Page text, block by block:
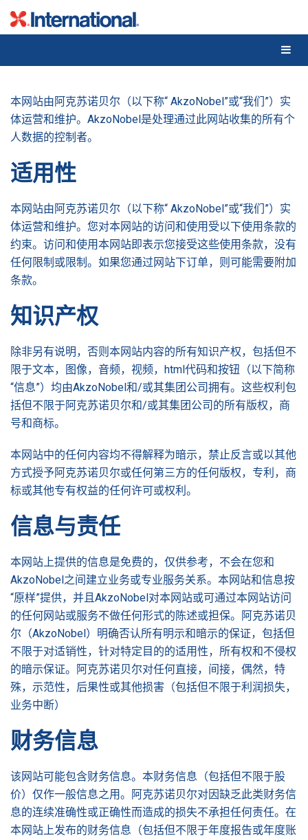
Skip
本网站由阿克苏诺贝尔（以下称“ AkzoNobel”或“我们”）实
体运营和维护。AkzoNobel是处理通过此网站收集的所有个
人数据的控制者。
适用性
本网站由阿克苏诺贝尔（以下称“ AkzoNobel”或“我们”）实
体运营和维护。您对本网站的访问和使用受以下使用条款的
约束。访问和使用本网站即表示您接受这些使用条款，没有
任何限制或限制。如果您通过网站下订单，则可能需要附加
条款。
知识产权
除非另有说明，否则本网站内容的所有知识产权，包括但不
限于文本，图像，音频，视频，html代码和按钮（以下简称
“信息”）均由AkzoNobel和/或其集团公司拥有。这些权利包
括但不限于阿克苏诺贝尔和/或其集团公司的所有版权，商
号和商标。
本网站中的任何内容均不得解释为暗示，禁止反言或以其他
方式授予阿克苏诺贝尔或任何第三方的任何版权，专利，商
标或其他专有权益的任何许可或权利。
信息与责任
本网站上提供的信息是免费的，仅供参考，不会在您和
AkzoNobel之间建立业务或专业服务关系。本网站和信息按
“原样”提供，并且AkzoNobel对本网站或可通过本网站访问
的任何网站或服务不做任何形式的陈述或担保。阿克苏诺贝
尔（AkzoNobel）明确否认所有明示和暗示的保证，包括但
不限于对适销性，针对特定目的的适用性，所有权和不侵权
的暗示保证。阿克苏诺贝尔对任何直接，间接，偶然，特
殊，示范性，后果性或其他损害（包括但不限于利润损失，
业务中断）
财务信息
该网站可能包含财务信息。本财务信息（包括但不限于股
价）仅作一般信息之用。阿克苏诺贝尔对因缺乏此类财务信
息的连续准确性或正确性而造成的损失不承担任何责任。在
本网站上发布的财务信息（包括但不限于年度报告或年度账